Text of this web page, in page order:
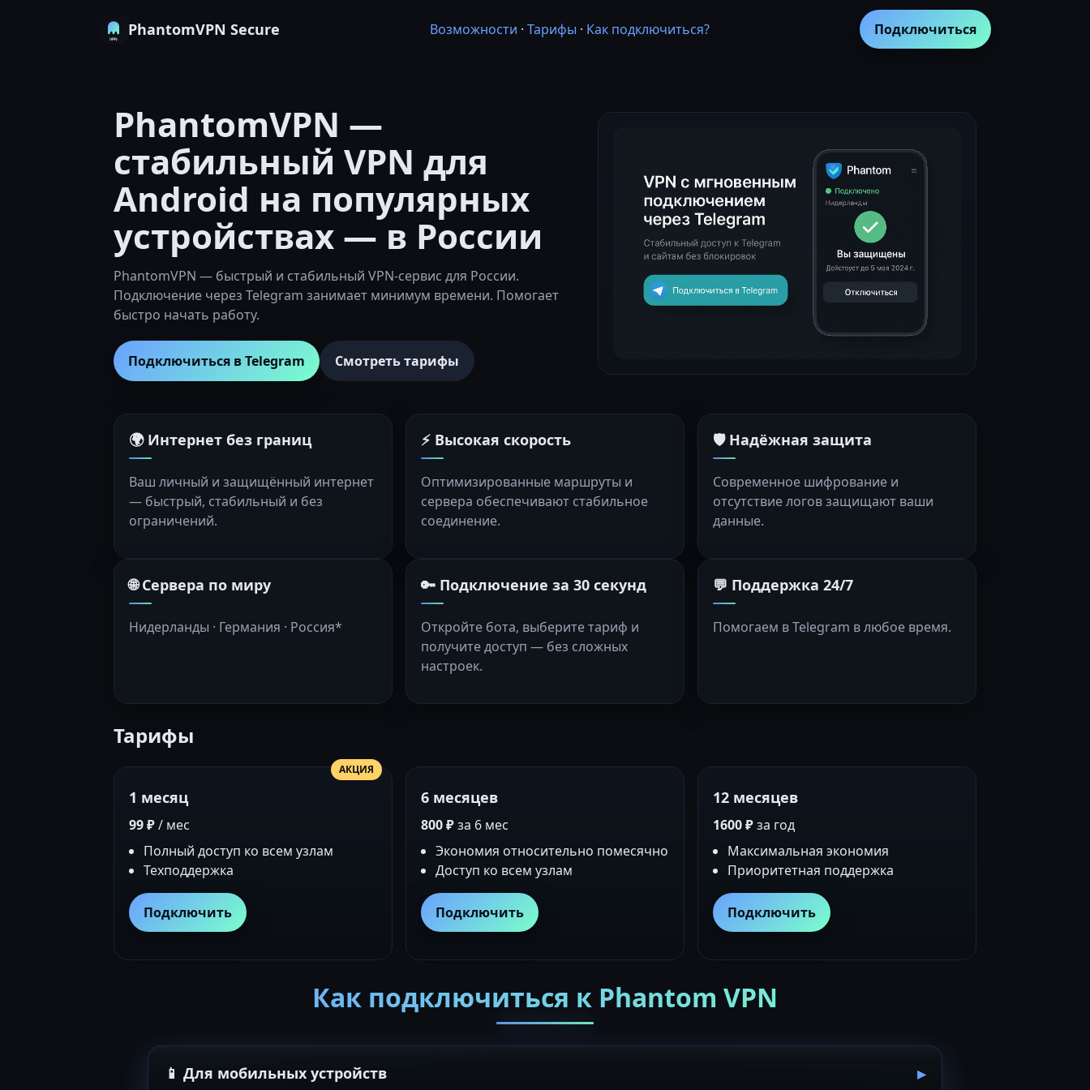
PhantomVPN Secure Возможности · Тарифы · Как подключиться? Подключиться
PhantomVPN —
стабильный VPN для
Android на популярных
устройствах — в России
PhantomVPN — быстрый и стабильный VPN-сервис для России.
Подключение через Telegram занимает минимум времени. Помогает
быстро начать работу.
Подключиться в Telegram Смотреть тарифы
🌍 Интернет без границ
Ваш личный и защищённый интернет
— быстрый, стабильный и без
ограничений.
⚡ Высокая скорость
Оптимизированные маршруты и
сервера обеспечивают стабильное
соединение.
🛡️ Надёжная защита
Современное шифрование и
отсутствие логов защищают ваши
данные.
🌐 Сервера по миру
Нидерланды · Германия · Россия*
🔑 Подключение за 30 секунд
Откройте бота, выберите тариф и
получите доступ — без сложных
настроек.
💬 Поддержка 24/7
Помогаем в Telegram в любое время.
Тарифы
АКЦИЯ
1 месяц
99 ₽/ мес
Полный доступ ко всем узлам
Техподдержка
Подключить
6 месяцев
800 ₽за 6 мес
Экономия относительно помесячно
Доступ ко всем узлам
Подключить
12 месяцев
1600 ₽за год
Максимальная экономия
Приоритетная поддержка
Подключить
Как подключиться к Phantom VPN
📱 Для мобильных устройств